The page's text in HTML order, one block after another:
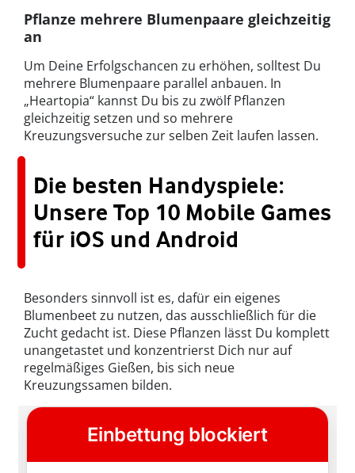
Pflanze mehrere Blumenpaare gleichzeitig
an
Um Deine Erfolgschancen zu erhöhen, solltest Du
mehrere Blumenpaare parallel anbauen. In
„Heartopia“ kannst Du bis zu zwölf Pflanzen
gleichzeitig setzen und so mehrere
Kreuzungsversuche zur selben Zeit laufen lassen.
Die besten Handyspiele:
Unsere Top 10 Mobile Games
für iOS und Android
Besonders sinnvoll ist es, dafür ein eigenes
Blumenbeet zu nutzen, das ausschließlich für die
Zucht gedacht ist. Diese Pflanzen lässt Du komplett
unangetastet und konzentrierst Dich nur auf
regelmäßiges Gießen, bis sich neue
Kreuzungssamen bilden.